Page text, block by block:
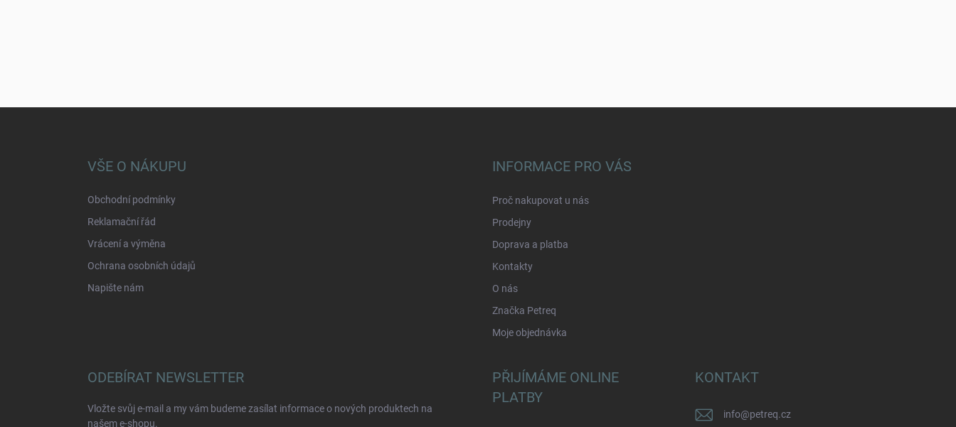
VŠE O NÁKUPU
Obchodní podmínky
Reklamační řád
Vrácení a výměna
Ochrana osobních údajů
Napište nám
INFORMACE PRO VÁS
Proč nakupovat u nás
Prodejny
Doprava a platba
Kontakty
O nás
Značka Petreq
Moje objednávka
ODEBÍRAT NEWSLETTER
Vložte svůj e-mail a my vám budeme zasílat informace o nových produktech na
našem e-shopu.
PŘIJÍMÁME ONLINE
PLATBY
KONTAKT
info@petreq.cz